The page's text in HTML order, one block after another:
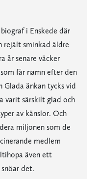
i Enskede där
rejält sminkad äldre
år senare väcker
får namn efter den
Glada änkan tycks vid
varit särskilt glad och
av känslor. Och
miljonen som de
medlem
även ett
det.